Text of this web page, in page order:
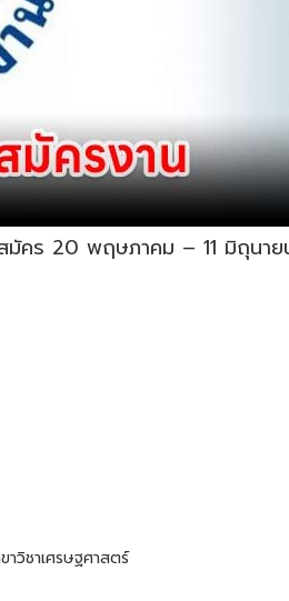
คร 20 พฤษภาคม – 11 มิถุนาย
วิชาเศรษฐศาสตร์